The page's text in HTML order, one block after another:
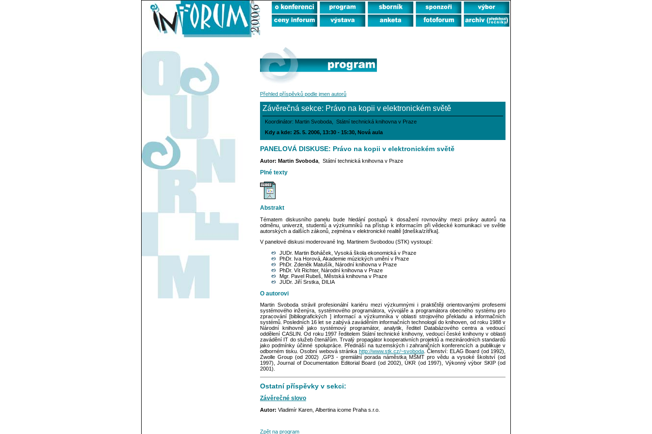
Přehled příspěvků podle jmen autorů
Závěrečná sekce: Právo na kopii v elektronickém světě
Koordinátor: Martin Svoboda, Státní technická knihovna v Praze
Kdy a kde: 25. 5. 2006, 13:30 - 15:30, Nová aula
PANELOVÁ DISKUSE: Právo na kopii v elektronickém světě
Autor: Martin Svoboda , Státní technická knihovna v Praze
Plné texty
Abstrakt
Tématem diskusního panelu bude hledání postupů k dosažení rovnováhy mezi právy autorů na
odměnu, univerzit, studentů a výzkumníků na přístup k informacím při vědecké komunikaci ve světle
autorských a dalších zákonů, zejména v elektronické realitě [dneška/zítřka].
V panelové diskusi moderované Ing. Martinem Svobodou (STK) vystoupí:
JUDr. Martin Boháček, Vysoká škola ekonomická v Praze
PhDr. Iva Horová, Akademie múzických umění v Praze
PhDr. Zdeněk Matušík, Národní knihovna v Praze
PhDr. Vít Richter, Národní knihovna v Praze
Mgr. Pavel Rubeš, Městská knihovna v Praze
JUDr. Jiří Srstka, DILIA
O autorovi
Martin Svoboda strávil profesionální kariéru mezi výzkumnými i praktičtěji orientovanými profesemi
systémového inženýra, systémového programátora, vývojáře a programátora obecného systému pro
zpracování [bibliografických ] informací a výzkumníka v oblasti strojového překladu a informačních
systémů. Posledních 16 let se zabývá zaváděním informačních technologií do knihoven, od roku 1988 v
Národní knihovně jako systémový programátor, analytik, ředitel Databázového centra a vedoucí
oddělení CASLIN. Od roku 1997 ředitelem Státní technické knihovny, vedoucí české knihovny v oblasti
zavádění IT do služeb čtenářům. Trvalý propagátor kooperativních projektů a mezinárodních standardů
jako podmínky účinné spolupráce. Přednáší na tuzemských i zahraničních konferencích a publikuje v
odborném tisku. Osobní webová stránka http://www.stk.cz/~svoboda. Členství: ELAG Board (od 1992),
Zwolle Group (od 2002) ,GP3 - gremiální porada náměstka MŠMT pro vědu a vysoké školství (od
1997), Journal of Documentation Editorial Board (od 2002), ÚKR (od 1997), Výkonný výbor SKIP (od
2001).
Ostatní příspěvky v sekci:
Závěrečné slovo
Autor: Vladimír Karen, Albertina icome Praha s.r.o.
Zpět na program